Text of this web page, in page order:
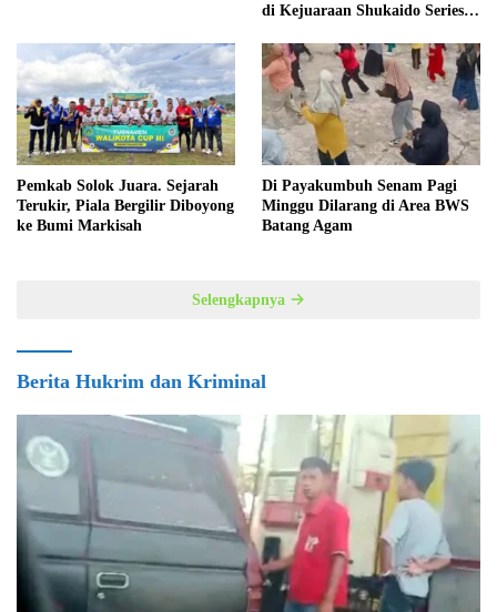
di Kejuaraan Shukaido Series 1
Pemkab Solok Juara. Sejarah
Terukir, Piala Bergilir Diboyong
ke Bumi Markisah
Di Payakumbuh Senam Pagi
Minggu Dilarang di Area BWS
Batang Agam
Selengkapnya
Berita Hukrim dan Kriminal